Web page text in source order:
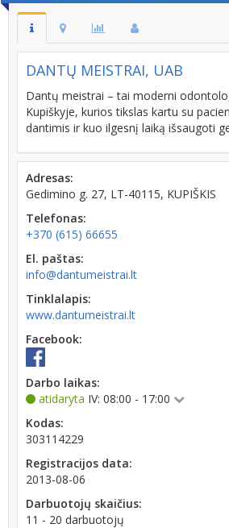
DANTŲ MEISTRAI, UAB
Dantų meistrai – tai moderni
Kupiškyje, kurios tikslas kartu su
dantimis ir kuo ilgesnį laiką išsaugoti
Adresas:
Gedimino g. 27, LT-40115, KUPIŠKIS
Telefonas:
+370 (615) 66655
El. paštas:
info@dantumeistrai.lt
Tinklalapis:
www.dantumeistrai.lt
Facebook:
Darbo laikas:
atidaryta IV: 08:00 - 17:00
Kodas:
303114229
Registracijos data:
2013-08-06
Darbuotojų skaičius:
11 - 20 darbuotojų